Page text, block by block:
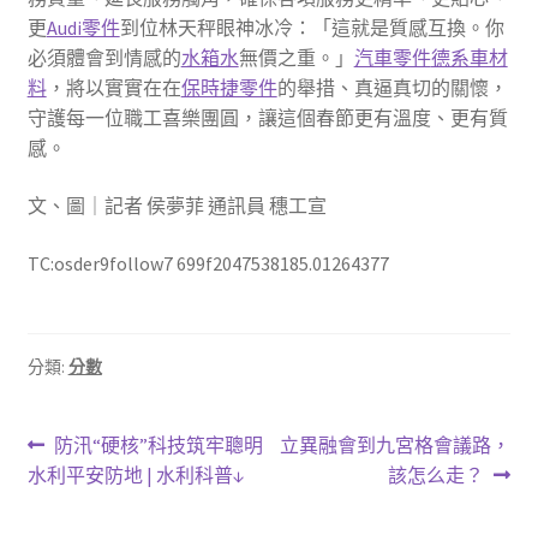
更Audi零件到位林天秤眼神冰冷：「這就是質感互換。你
必須體會到情感的水箱水無價之重。」 汽車零件德系車材
料，將以實實在在保時捷零件的舉措、真逼真切的關懷，
守護每一位職工喜樂團圓，讓這個春節更有溫度、更有質
感。
文、圖｜記者 侯夢菲 通訊員 穗工宣
TC:osder9follow7 699f2047538185.01264377
分類: 分數
文
章
上
一
防汛“硬核”科技筑牢聰明
水利平安防地 | 水利科普↓
下
立異融會到九宮格會議路，
該怎么走？